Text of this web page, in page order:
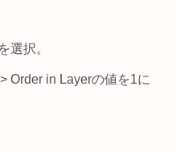
選択。
Order in Layerの値を1に